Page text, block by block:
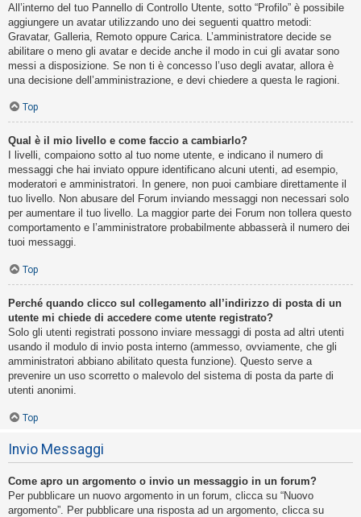
All’interno del tuo Pannello di Controllo Utente, sotto “Profilo” è possibile
aggiungere un avatar utilizzando uno dei seguenti quattro metodi:
Gravatar, Galleria, Remoto oppure Carica. L’amministratore decide se
abilitare o meno gli avatar e decide anche il modo in cui gli avatar sono
messi a disposizione. Se non ti è concesso l’uso degli avatar, allora è
una decisione dell’amministrazione, e devi chiedere a questa le ragioni.
Top
Qual è il mio livello e come faccio a cambiarlo?
I livelli, compaiono sotto al tuo nome utente, e indicano il numero di
messaggi che hai inviato oppure identificano alcuni utenti, ad esempio,
moderatori e amministratori. In genere, non puoi cambiare direttamente il
tuo livello. Non abusare del Forum inviando messaggi non necessari solo
per aumentare il tuo livello. La maggior parte dei Forum non tollera questo
comportamento e l’amministratore probabilmente abbasserà il numero dei
tuoi messaggi.
Top
Perché quando clicco sul collegamento all’indirizzo di posta di un
utente mi chiede di accedere come utente registrato?
Solo gli utenti registrati possono inviare messaggi di posta ad altri utenti
usando il modulo di invio posta interno (ammesso, ovviamente, che gli
amministratori abbiano abilitato questa funzione). Questo serve a
prevenire un uso scorretto o malevolo del sistema di posta da parte di
utenti anonimi.
Top
Invio Messaggi
Come apro un argomento o invio un messaggio in un forum?
Per pubblicare un nuovo argomento in un forum, clicca su “Nuovo
argomento”. Per pubblicare una risposta ad un argomento, clicca su